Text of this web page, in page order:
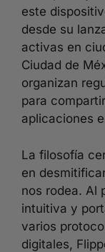
este
desde su
activas en
Ciudad de
organizan
para
aplicaciones
La filosofía
en
nos rodea. Al
intuitiva y
varios
digitales,